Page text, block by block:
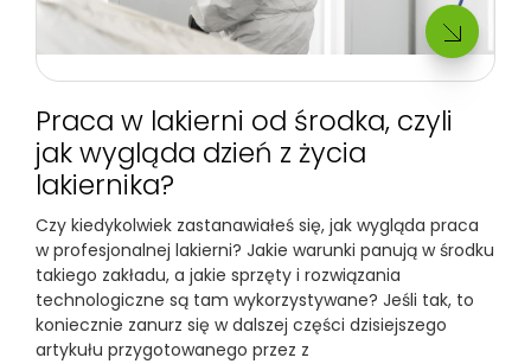
Praca w lakierni od środka, czyli
jak wygląda dzień z życia
lakiernika?
Czy kiedykolwiek zastanawiałeś się, jak wygląda praca
w profesjonalnej lakierni? Jakie warunki panują w środku
takiego zakładu, a jakie sprzęty i rozwiązania
technologiczne są tam wykorzystywane? Jeśli tak, to
koniecznie zanurz się w dalszej części dzisiejszego
artykułu przygotowanego przez z